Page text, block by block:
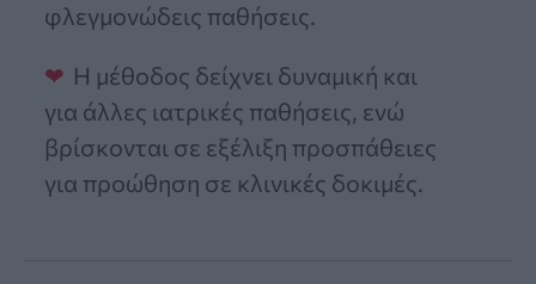
φλεγμονώδεις παθήσεις.
Η μέθοδος δείχνει δυναμική και
για άλλες ιατρικές παθήσεις, ενώ
βρίσκονται σε εξέλιξη προσπάθειες
για προώθηση σε κλινικές δοκιμές.